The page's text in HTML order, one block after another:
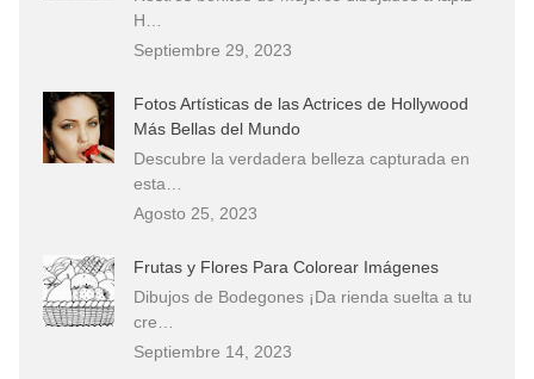
H…
Septiembre 29, 2023
Fotos Artísticas de las Actrices de Hollywood
Más Bellas del Mundo
Descubre la verdadera belleza capturada en
esta…
Agosto 25, 2023
Frutas y Flores Para Colorear Imágenes
Dibujos de Bodegones ¡Da rienda suelta a tu
cre…
Septiembre 14, 2023